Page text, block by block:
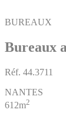
BUREAUX
Bureaux
Réf. 44.3711
NANTES
612m2